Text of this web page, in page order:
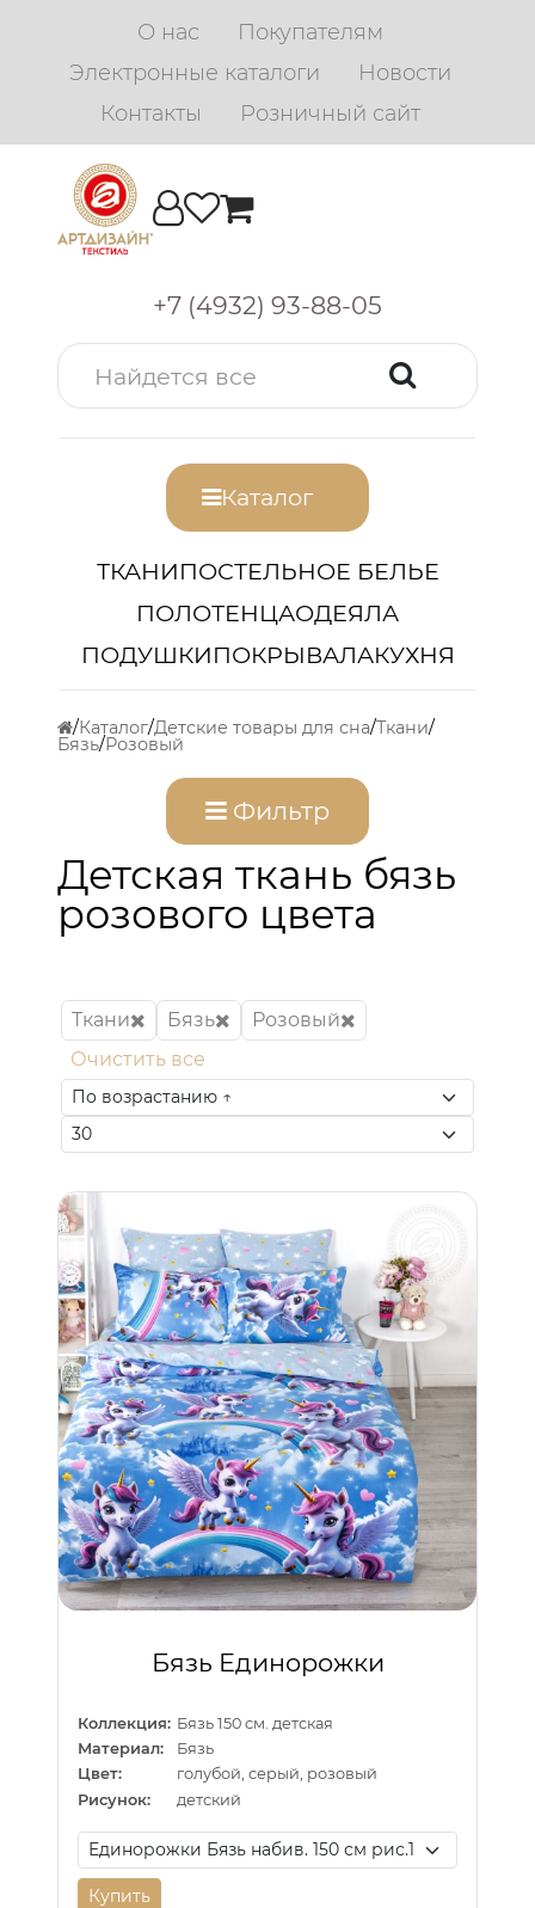
О нас
Покупателям
Электронные каталоги
Новости
Контакты
Розничный сайт
+7 (4932) 93-88-05
Каталог
ТКАНИПОСТЕЛЬНОЕ БЕЛЬЕ
ПОЛОТЕНЦАОДЕЯЛА
ПОДУШКИПОКРЫВАЛАКУХНЯ
Каталог Детские товары для сна Ткани
Бязь Розовый
Фильтр
Детская ткань бязь
розового цвета
Ткани Бязь
Розовый
Очистить все
Бязь Единорожки
Коллекция: Бязь 150 см. детская
Материал:
Бязь
Цвет:
голубой, серый, розовый
Рисунок:
детский
Купить